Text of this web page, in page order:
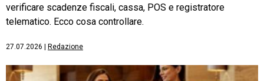
verificare scadenze fiscali, cassa, POS e registratore
telematico. Ecco cosa controllare.
27.07.2026 Redazione